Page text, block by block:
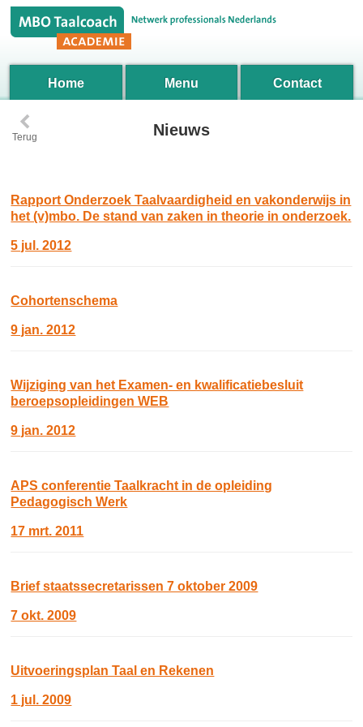
Home Menu Contact
‹
Terug Nieuws
Rapport Onderzoek Taalvaardigheid en vakonderwijs in
het (v)mbo. De stand van zaken in theorie in onderzoek.
5 jul. 2012
Cohortenschema
9 jan. 2012
Wijziging van het Examen- en kwalificatiebesluit
beroepsopleidingen WEB
9 jan. 2012
APS conferentie Taalkracht in de opleiding
Pedagogisch Werk
17 mrt. 2011
Brief staatssecretarissen 7 oktober 2009
7 okt. 2009
Uitvoeringsplan Taal en Rekenen
1 jul. 2009